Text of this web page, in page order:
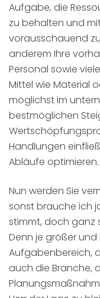
Aufgabe, die
zu behalten und
vorausschauend
anderem Ihre
Personal sowie
Mittel wie Material
möglichst im
bestmöglichen
Handlungen
Abläufe optimieren.
Nun werden Sie
sonst brauche ich
stimmt, doch ganz
Denn je größer und
Aufgabenbereich,
auch die Branche,